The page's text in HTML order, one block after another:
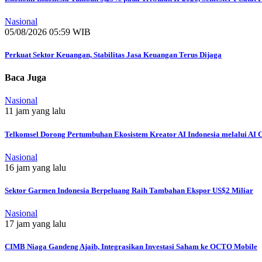
Nasional
05/08/2026 05:59 WIB
Perkuat Sektor Keuangan, Stabilitas Jasa Keuangan Terus Dijaga
Baca Juga
Nasional
11 jam yang lalu
Telkomsel Dorong Pertumbuhan Ekosistem Kreator AI Indonesia melalui AI
Nasional
16 jam yang lalu
Sektor Garmen Indonesia Berpeluang Raih Tambahan Ekspor US$2 Miliar
Nasional
17 jam yang lalu
CIMB Niaga Gandeng Ajaib, Integrasikan Investasi Saham ke OCTO Mobile